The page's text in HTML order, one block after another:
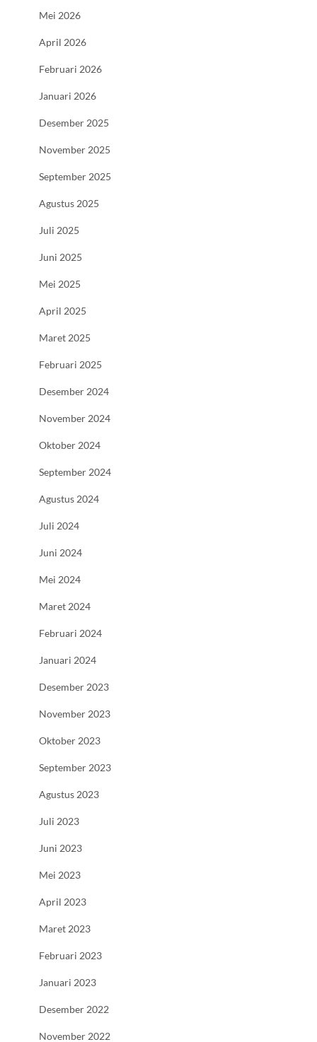
Mei 2026
April 2026
Februari 2026
Januari 2026
Desember 2025
November 2025
September 2025
Agustus 2025
Juli 2025
Juni 2025
Mei 2025
April 2025
Maret 2025
Februari 2025
Desember 2024
November 2024
Oktober 2024
September 2024
Agustus 2024
Juli 2024
Juni 2024
Mei 2024
Maret 2024
Februari 2024
Januari 2024
Desember 2023
November 2023
Oktober 2023
September 2023
Agustus 2023
Juli 2023
Juni 2023
Mei 2023
April 2023
Maret 2023
Februari 2023
Januari 2023
Desember 2022
November 2022